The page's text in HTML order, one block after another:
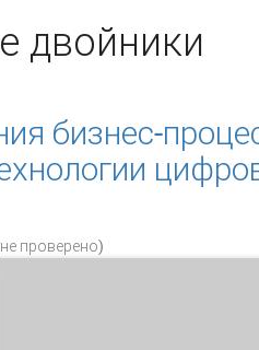
двойники
бизнес-
проверено)